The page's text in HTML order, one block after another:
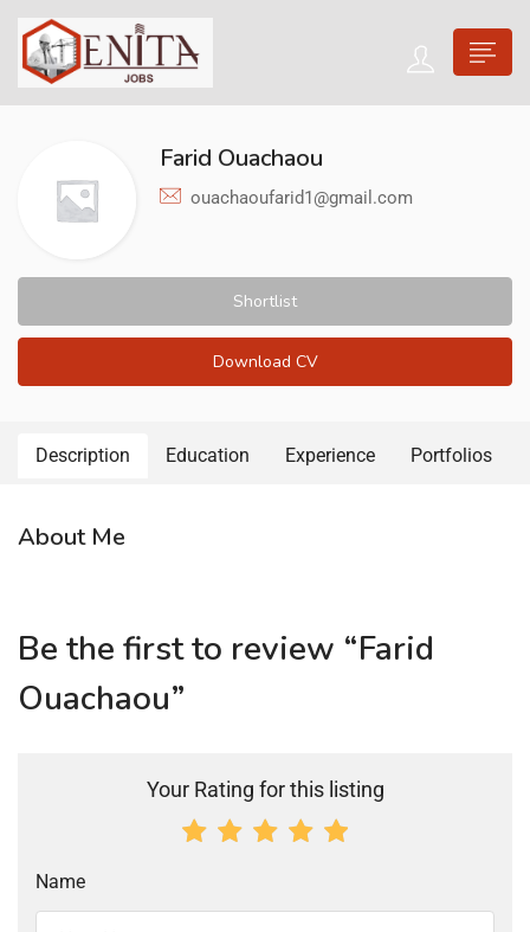
Farid Ouachaou
ouachaoufarid1@gmail.com
Shortlist
Download CV
Description Education Experience Portfolios
About Me
Be the first to review “Farid
Ouachaou”
Your Rating for this listing
Name